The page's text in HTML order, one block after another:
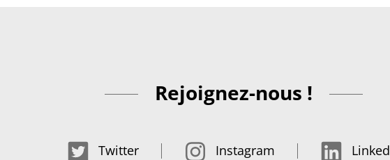
Rejoignez-nous !
Twitter Instagram